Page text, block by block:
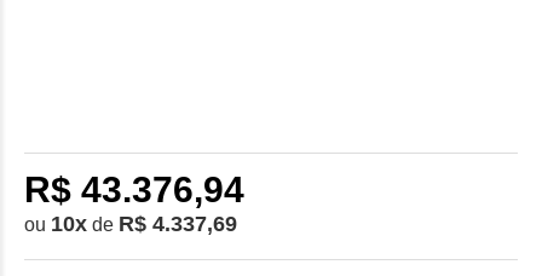
R$ 43.376,94
ou 10x de R$ 4.337,69